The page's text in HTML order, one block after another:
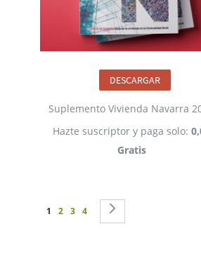
Suplemento Vivienda Navarra
Gratis
Hazte suscriptor y paga solo:
DESCARGAR
Página
Actualmente estás leyendo página
1 Página
2 Página
3 Página
4